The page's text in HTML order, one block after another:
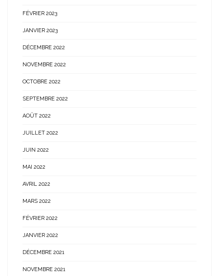
FÉVRIER 2023
JANVIER 2023
DÉCEMBRE 2022
NOVEMBRE 2022
OCTOBRE 2022
SEPTEMBRE 2022
AOÛT 2022
JUILLET 2022
JUIN 2022
MAI 2022
AVRIL 2022
MARS 2022
FÉVRIER 2022
JANVIER 2022
DÉCEMBRE 2021
NOVEMBRE 2021